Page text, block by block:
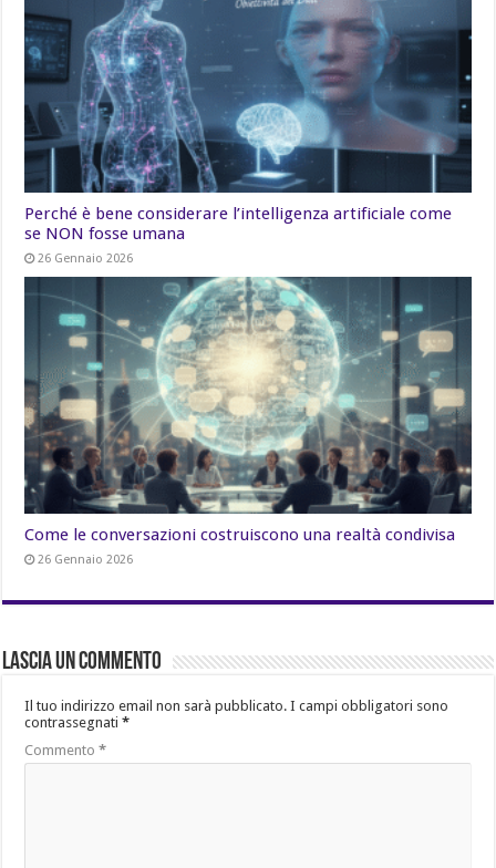
Perché è bene considerare l’intelligenza artificiale come
se NON fosse umana
26 Gennaio 2026
Come le conversazioni costruiscono una realtà condivisa
26 Gennaio 2026
Lascia un commento
Il tuo indirizzo email non sarà pubblicato. I campi obbligatori sono
contrassegnati*
Commento*